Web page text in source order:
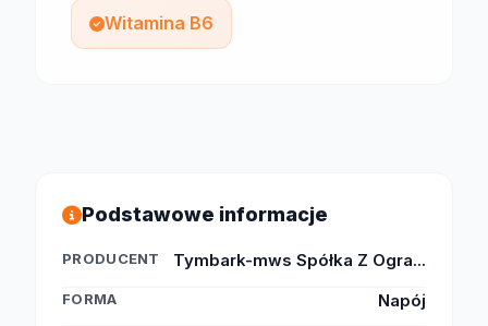
Witamina B6
Podstawowe informacje
PRODUCENT Tymbark-mws Spółka Z Ogra...
FORMA Napój